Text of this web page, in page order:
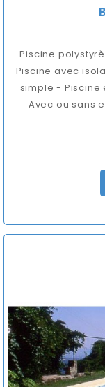
- Piscine
Piscine avec
simple -
Avec ou sans